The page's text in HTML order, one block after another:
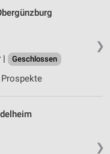
❯
|
Geschlossen
Prospekte
❯